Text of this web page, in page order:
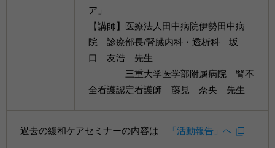
ア」
【講師】医療法人田中病院伊勢田中病
院 診療部長/腎臓内科・透析科 坂
口 友浩 先生
三重大学医学部附属病院 腎不
全看護認定看護師 藤見 奈央 先生
過去の緩和ケアセミナーの内容は 「活動報告」へ